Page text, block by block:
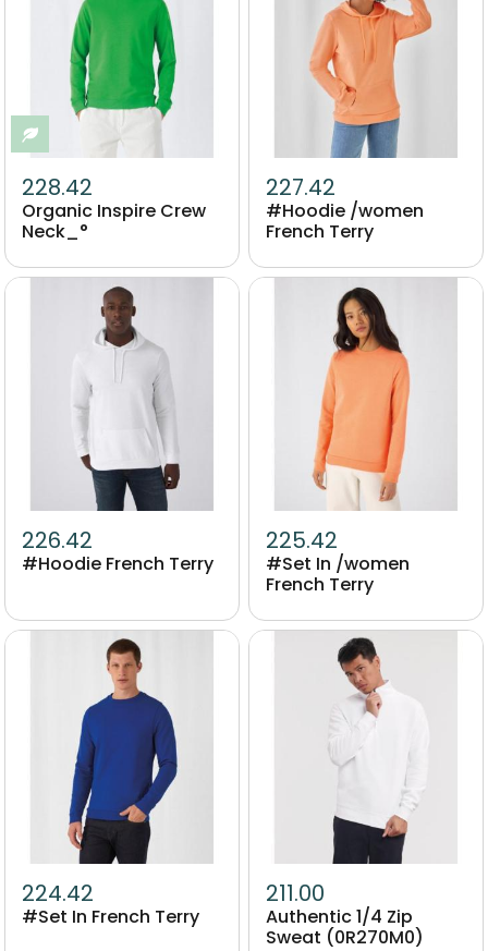
Eco-responsable
228.42
Organic Inspire Crew
Neck_°
227.42
#Hoodie /women
French Terry
Image
226.42
#Hoodie French Terry
Image
225.42
#Set In /women
French Terry
Image
224.42
#Set In French Terry
Image
211.00
Authentic 1/4 Zip
Sweat (0R270M0)